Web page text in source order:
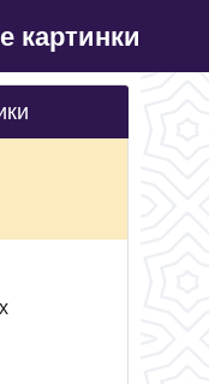
картинки